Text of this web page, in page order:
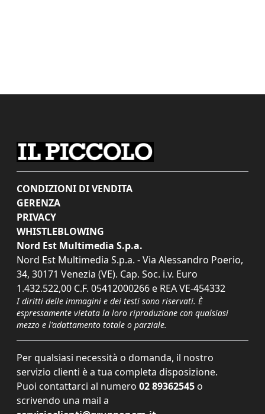
CONDIZIONI DI VENDITA
GERENZA
PRIVACY
WHISTLEBLOWING
Nord Est Multimedia S.p.a.
Nord Est Multimedia S.p.a. - Via Alessandro Poerio,
34, 30171 Venezia (VE). Cap. Soc. i.v. Euro
1.432.522,00 C.F. 05412000266 e REA VE-454332
I diritti delle immagini e dei testi sono riservati. È
espressamente vietata la loro riproduzione con qualsiasi
mezzo e l'adattamento totale o parziale.
Per qualsiasi necessità o domanda, il nostro
servizio clienti è a tua completa disposizione.
Puoi contattarci al numero 02 89362545 o
scrivendo una mail a